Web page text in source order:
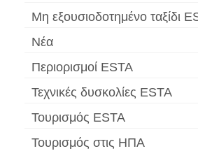
Μη εξουσιοδοτημένο ταξίδι
Νέα
Περιορισμοί ESTA
Τεχνικές δυσκολίες ESTA
Τουρισμός ESTA
Τουρισμός στις ΗΠΑ